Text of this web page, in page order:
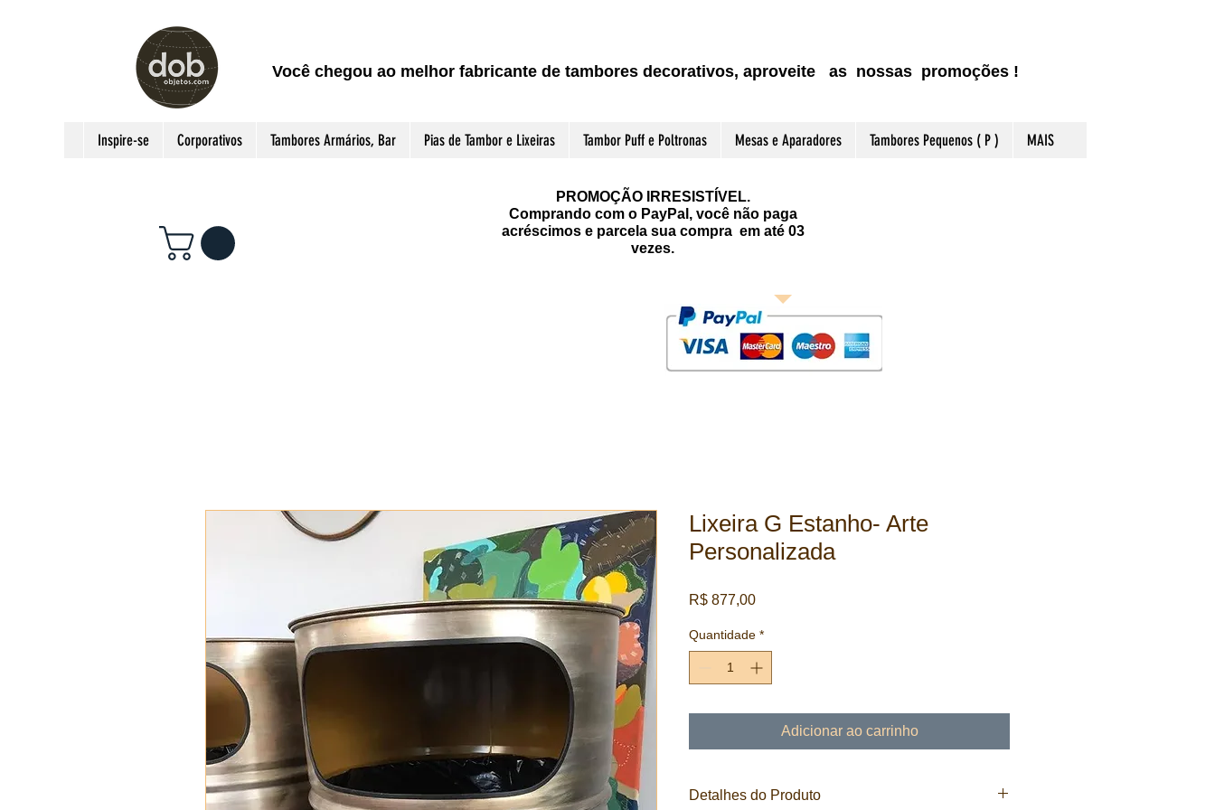
Você chegou ao melhor fabricante de tambores decorativos, aproveite as nossas promoções !
Inspire-se Corporativos Tambores Armários, Bar Pias de Tambor e Lixeiras Tambor Puff e Poltronas Mesas e Aparadores Tambores Pequenos ( P ) MAIS
PROMOÇÃO IRRESISTÍVEL.
Comprando com o PayPal, você não paga
acréscimos e parcela sua compra em até 03
vezes.
Lixeira G Estanho- Arte
Personalizada
R$ 877,00Preço
Quantidade *
Adicionar ao carrinho
Detalhes do Produto